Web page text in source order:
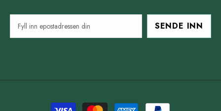
SENDE INN
Betalingsmetoder